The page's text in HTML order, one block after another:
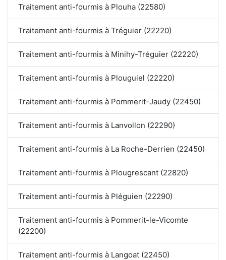
Traitement anti-fourmis à Plouha (22580)
Traitement anti-fourmis à Tréguier (22220)
Traitement anti-fourmis à Minihy-Tréguier (22220)
Traitement anti-fourmis à Plouguiel (22220)
Traitement anti-fourmis à Pommerit-Jaudy (22450)
Traitement anti-fourmis à Lanvollon (22290)
Traitement anti-fourmis à La Roche-Derrien (22450)
Traitement anti-fourmis à Plougrescant (22820)
Traitement anti-fourmis à Pléguien (22290)
Traitement anti-fourmis à Pommerit-le-Vicomte
(22200)
Traitement anti-fourmis à Langoat (22450)